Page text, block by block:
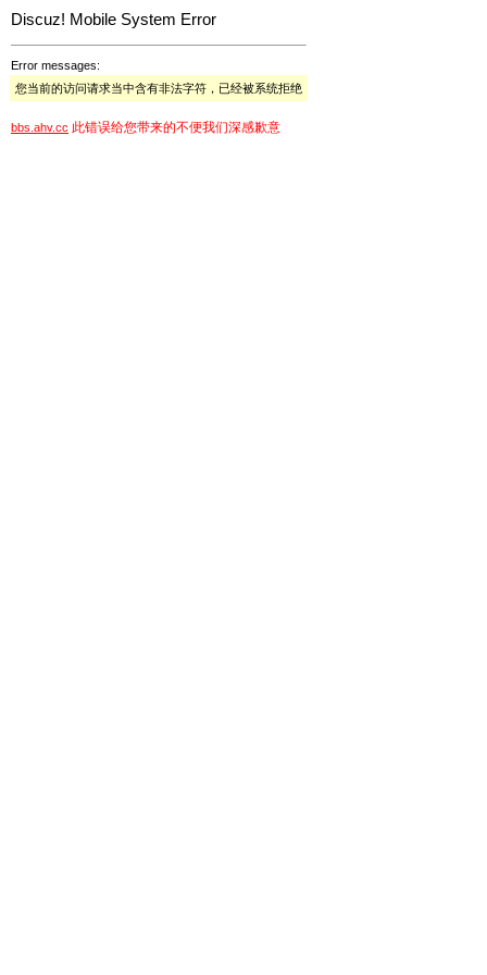
Discuz! Mobile System Error
Error messages:
您当前的访问请求当中含有非法字符，已经被系统拒绝
bbs.ahv.cc 此错误给您带来的不便我们深感歉意